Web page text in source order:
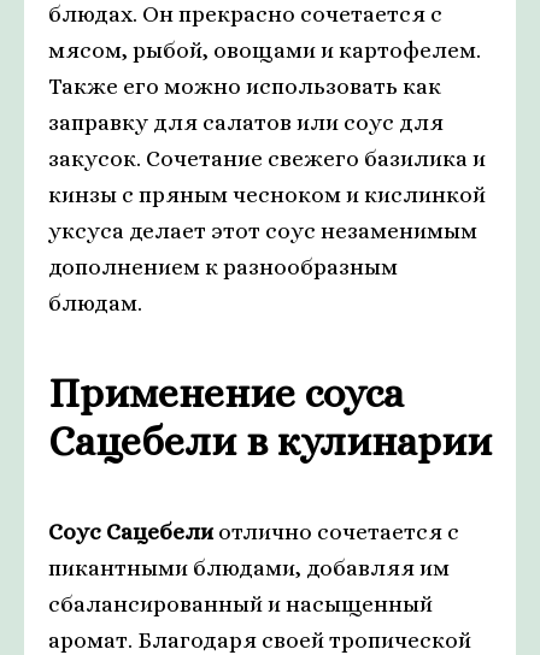
блюдах. Он прекрасно сочетается с
мясом, рыбой, овощами и картофелем.
Также его можно использовать как
заправку для салатов или соус для
закусок. Сочетание свежего базилика и
кинзы с пряным чесноком и кислинкой
уксуса делает этот соус незаменимым
дополнением к разнообразным
блюдам.
Применение соуса
Сацебели в кулинарии
Соус Сацебелиотлично сочетается с
пикантными блюдами, добавляя им
сбалансированный и насыщенный
аромат. Благодаря своей тропической